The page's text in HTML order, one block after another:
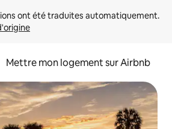
Mettre mon logement sur Airbnb